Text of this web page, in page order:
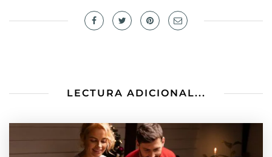
LECTURA ADICIONAL...